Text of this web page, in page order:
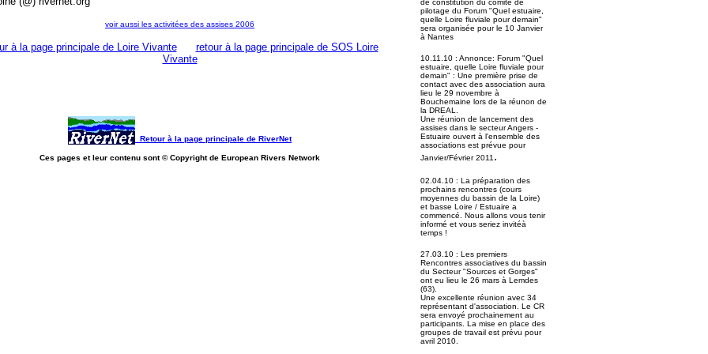
voir aussi les activitées des assises 2006
à la page principale de Loire Vivante
retour à la page principale de SOS Loire
Vivante
Retour à la page principale de RiverNet
Ces pages et leur contenu sont © Copyright de European Rivers Network
de constitution du comité de
pilotage du Forum "Quel estuaire,
quelle Loire fluviale pour demain"
sera organisée pour le 10 Janvier
à Nantes
10.11.10 : Annonce: Forum "Quel
estuaire, quelle Loire fluviale pour
demain" : Une première prise de
contact avec des association aura
lieu le 29 novembre à
Bouchemaine lors de la réunon de
la DREAL.
Une réunion de lancement des
assises dans le secteur Angers -
Estuaire ouvert à l'ensemble des
associations est prévue pour
Janvier/Février 2011 .
02.04.10 : La préparation des
prochains rencontres (cours
moyennes du bassin de la Loire)
et basse Loire / Estuaire a
commencé. Nous allons vous tenir
informé et vous seriez invitéà
temps !
27.03.10 : Les premiers
Rencontres associatives du bassin
du Secteur "Sources et Gorges"
ont eu lieu le 26 mars à Lemdes
(63).
Une excellente réunion avec 34
représentant d'association. Le CR
sera envoyé prochainement au
participants. La mise en place des
groupes de travail est prévu pour
avril 2010.